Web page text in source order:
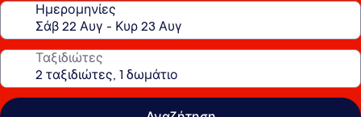
Ημερομηνίες
Ταξιδιώτες